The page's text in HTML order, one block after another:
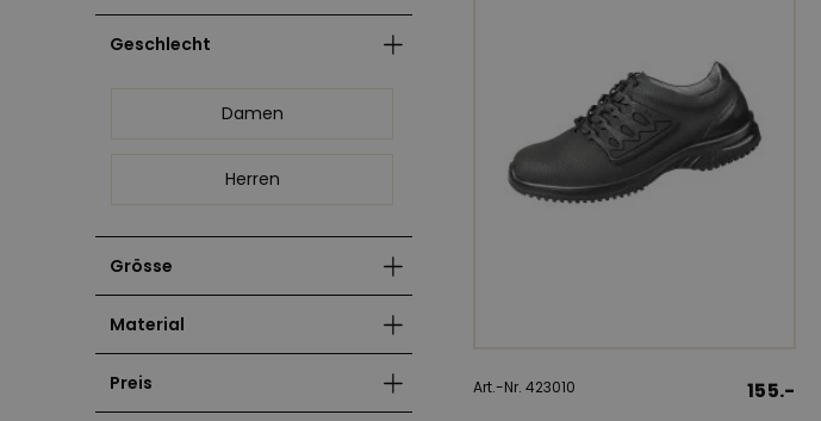
Geschlecht
Damen
Herren
Grösse
Material
Preis Art.-Nr. 423010
155.-